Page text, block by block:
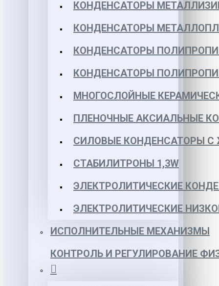
КОНДЕНСАТОРЫ
КОНДЕНСАТОРЫ
КОНДЕНСАТОРЫ
КОНДЕНСАТОРЫ
МНОГОСЛОЙНЫЕ
ПЛЕНОЧНЫЕ АКСИАЛЬНЫЕ
СИЛОВЫЕ КОНДЕНСАТОРЫ
СТАБИЛИТРОНЫ 1,3W
ЭЛЕКТРОЛИТИЧЕСКИЕ
ЭЛЕКТРОЛИТИЧЕСКИЕ
ИСПОЛНИТЕЛЬНЫЕ МЕХАНИЗМЫ
КОНТРОЛЬ И РЕГУЛИРОВАНИЕ